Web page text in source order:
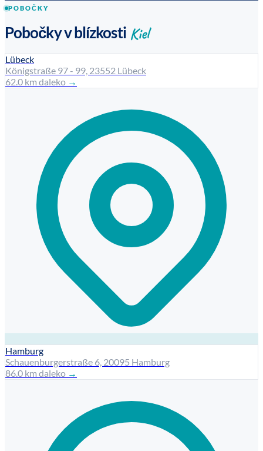
POBOČKY
Pobočky v blízkosti Kiel
Lübeck
Königstraße 97 - 99, 23552 Lübeck
62.0 km daleko →
Hamburg
Schauenburgerstraße 6, 20095 Hamburg
86.0 km daleko →